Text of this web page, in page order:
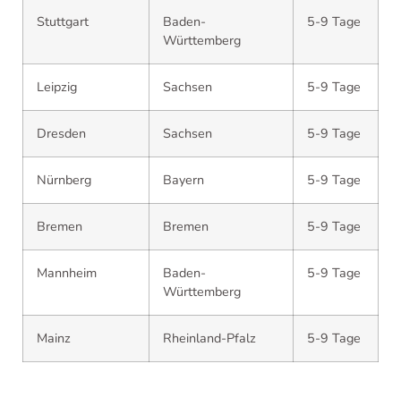
Stuttgart
Baden-
Württemberg
5-9 Tage
Leipzig Sachsen 5-9 Tage
Dresden Sachsen 5-9 Tage
Nürnberg Bayern 5-9 Tage
Bremen Bremen 5-9 Tage
Mannheim
Baden-
Württemberg
5-9 Tage
Mainz Rheinland-Pfalz 5-9 Tage